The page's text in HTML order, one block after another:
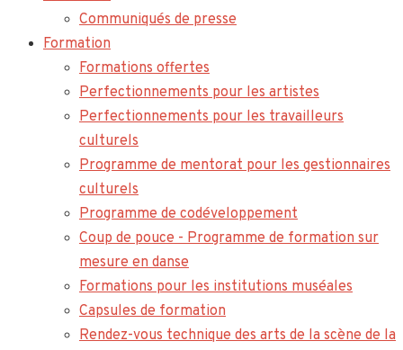
Communiqués de presse
Formation
Formations offertes
Perfectionnements pour les artistes
Perfectionnements pour les travailleurs
culturels
Programme de mentorat pour les gestionnaires
culturels
Programme de codéveloppement
Coup de pouce - Programme de formation sur
mesure en danse
Formations pour les institutions muséales
Capsules de formation
Rendez-vous technique des arts de la scène de la